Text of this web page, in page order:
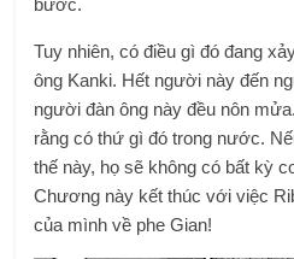
bước.
Tuy nhiên, có điều gì đó đang
ông Kanki. Hết người này đến
người đàn ông này đều nôn
rằng có thứ gì đó trong nước.
thế này, họ sẽ không có bất kỳ
Chương này kết thúc với việc
của mình về phe Gian!